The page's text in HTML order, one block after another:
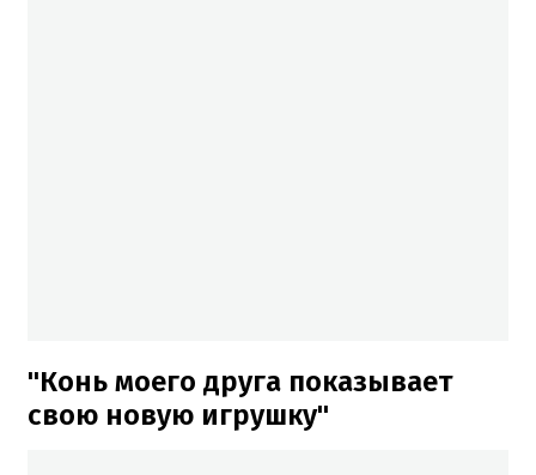
"Конь моего друга показывает
свою новую игрушку"